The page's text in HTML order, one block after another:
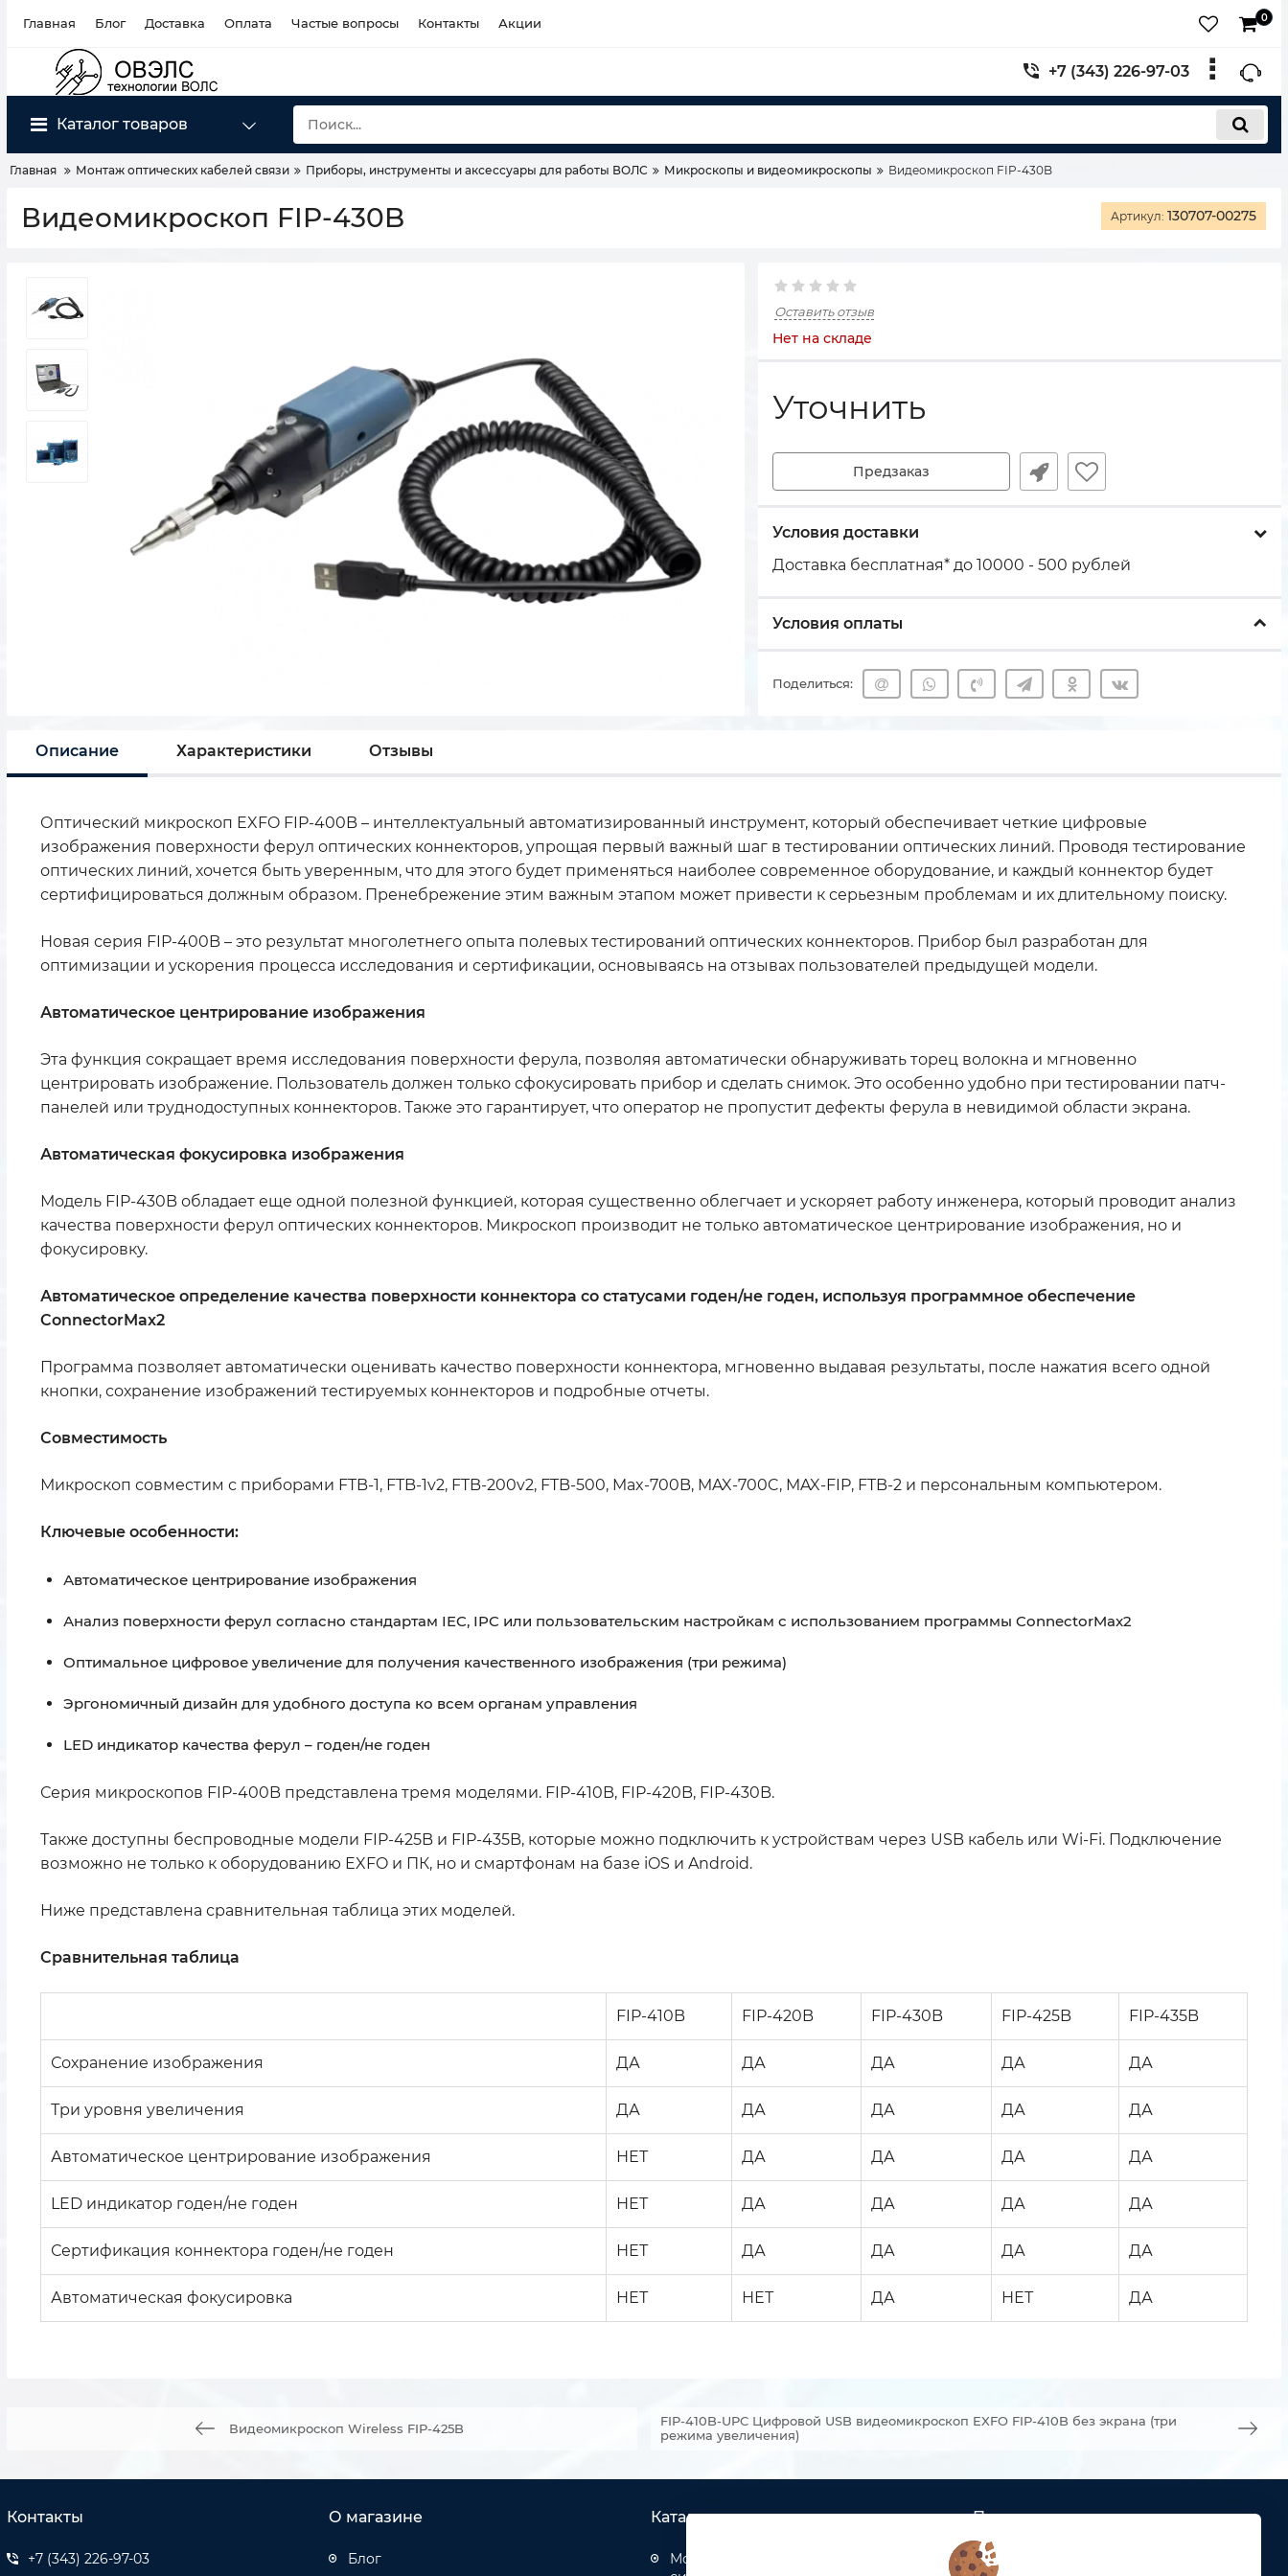
Главная Блог Доставка Оплата Частые вопросы Контакты Акции 0
+7 (343) 226-97-03
Каталог товаров
Главная Монтаж оптических кабелей связи Приборы, инструменты и аксессуары для работы ВОЛС Микроскопы и видеомикроскопы Видеомикроскоп FIP-430B
Видеомикроскоп FIP-430B Артикул: 130707-00275
Оставить отзыв
Нет на складе
Уточнить
Предзаказ
Условия доставки
Доставка бесплатная* до 10000 - 500 рублей
Условия оплаты
Поделиться:
Описание Характеристики Отзывы
Оптический микроскоп EXFO FIP-400B – интеллектуальный автоматизированный инструмент, который обеспечивает четкие цифровые
изображения поверхности ферул оптических коннекторов, упрощая первый важный шаг в тестировании оптических линий. Проводя тестирование
оптических линий, хочется быть уверенным, что для этого будет применяться наиболее современное оборудование, и каждый коннектор будет
сертифицироваться должным образом. Пренебрежение этим важным этапом может привести к серьезным проблемам и их длительному поиску.
Новая серия FIP-400B – это результат многолетнего опыта полевых тестирований оптических коннекторов. Прибор был разработан для
оптимизации и ускорения процесса исследования и сертификации, основываясь на отзывах пользователей предыдущей модели.
Автоматическое центрирование изображения
Эта функция сокращает время исследования поверхности ферула, позволяя автоматически обнаруживать торец волокна и мгновенно
центрировать изображение. Пользователь должен только сфокусировать прибор и сделать снимок. Это особенно удобно при тестировании патч-
панелей или труднодоступных коннекторов. Также это гарантирует, что оператор не пропустит дефекты ферула в невидимой области экрана.
Автоматическая фокусировка изображения
Модель FIP-430B обладает еще одной полезной функцией, которая существенно облегчает и ускоряет работу инженера, который проводит анализ
качества поверхности ферул оптических коннекторов. Микроскоп производит не только автоматическое центрирование изображения, но и
фокусировку.
Автоматическое определение качества поверхности коннектора со статусами годен/не годен, используя программное обеспечение
ConnectorMax2
Программа позволяет автоматически оценивать качество поверхности коннектора, мгновенно выдавая результаты, после нажатия всего одной
кнопки, сохранение изображений тестируемых коннекторов и подробные отчеты.
Совместимость
Микроскоп совместим с приборами FTB-1, FTB-1v2, FTB-200v2, FTB-500, Max-700B, MAX-700C, MAX-FIP, FTB-2 и персональным компьютером.
Ключевые особенности:
Автоматическое центрирование изображения
Анализ поверхности ферул согласно стандартам IEC, IPC или пользовательским настройкам с использованием программы ConnectorMax2
Оптимальное цифровое увеличение для получения качественного изображения (три режима)
Эргономичный дизайн для удобного доступа ко всем органам управления
LED индикатор качества ферул – годен/не годен
Серия микроскопов FIP-400B представлена тремя моделями. FIP-410B, FIP-420B, FIP-430B.
Также доступны беспроводные модели FIP-425B и FIP-435B, которые можно подключить к устройствам через USB кабель или Wi-Fi. Подключение
возможно не только к оборудованию EXFO и ПК, но и смартфонам на базе iOS и Android.
Ниже представлена сравнительная таблица этих моделей.
Сравнительная таблица
FIP-410B FIP-420B FIP-430B FIP-425B FIP-435B
Сохранение изображения ДА ДА ДА ДА ДА
Три уровня увеличения ДА ДА ДА ДА ДА
Автоматическое центрирование изображения НЕТ ДА ДА ДА ДА
LED индикатор годен/не годен НЕТ ДА ДА ДА ДА
Сертификация коннектора годен/не годен НЕТ ДА ДА ДА ДА
Автоматическая фокусировка НЕТ НЕТ ДА НЕТ ДА
Видеомикроскоп Wireless FIP-425B
FIP-410B-UPC Цифровой USB видеомикроскоп EXFO FIP-410B без экрана (три
режима увеличения)
Контакты
+7 (343) 226-97-03
О магазине
Блог
Каталог товаров
Монтаж структурированных кабельных
Подписка
Получайте только полезные статьи!